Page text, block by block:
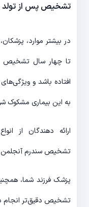
تشخیص پس از تولد
در بیشتر موارد،
تا چهار سال تشخیص
افتاده باشد و
به این بیماری مشکوک
ارائه دهندگان از
تشخیص سندرم آنجلمن
پزشک فرزند شما،
تشخیص دقیق‌تر انجام